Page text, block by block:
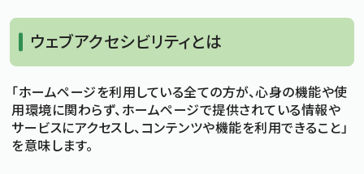
ウェブアクセシビリティとは
「ホームページを利用している全ての方が、心身の機能や使
用環境に関わらず、ホームページで提供されている情報や
サービスにアクセスし、コンテンツや機能を利用できること」
を意味します。